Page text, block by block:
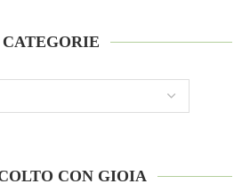
CATEGORIE
CON GIOIA